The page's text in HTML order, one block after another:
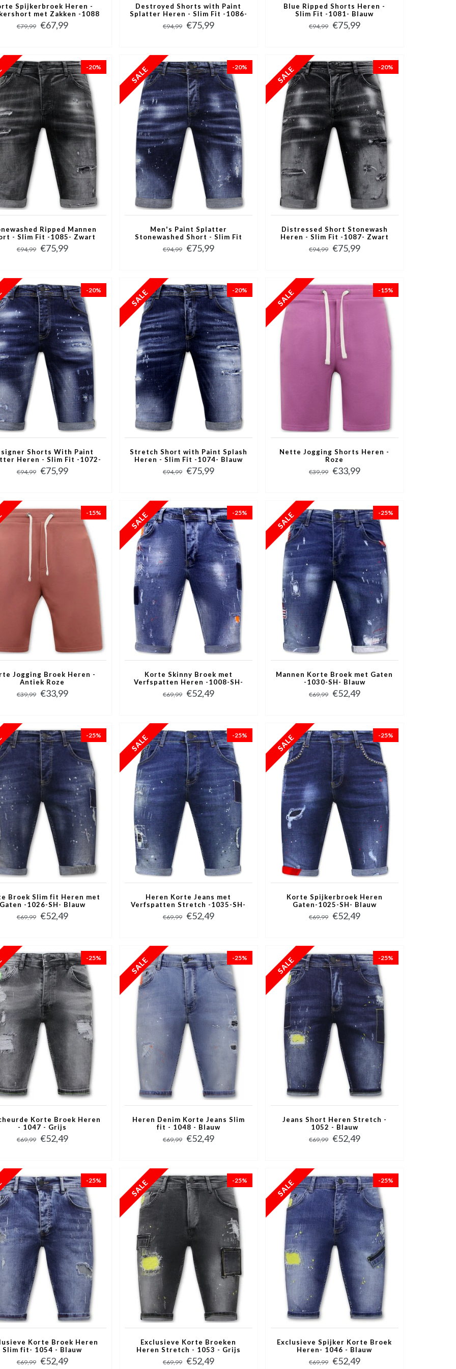
Spijkerbroek Heren -
met Zakken -1088
- Blauw
€79,99 €67,99
Destroyed Shorts with Paint
Splatter Heren - Slim Fit -1086-
Zwart
€94,99 €75,99
Blue Ripped Shorts Heren -
Slim Fit -1081- Blauw
€94,99 €75,99
-20%
Ripped Mannen
- Slim Fit -1085- Zwart
€94,99 €75,99
-20%
Men's Paint Splatter
Stonewashed Short - Slim Fit
-1077- Blauw
€94,99 €75,99
-20%
Distressed Short Stonewash
Heren - Slim Fit -1087- Zwart
€94,99 €75,99
-20%
Shorts With Paint
Heren - Slim Fit -1072-
Blauw
€94,99 €75,99
-20%
Stretch Short with Paint Splash
Heren - Slim Fit -1074- Blauw
€94,99 €75,99
-15%
Nette Jogging Shorts Heren -
Roze
€39,99 €33,99
-15%
Jogging Broek Heren -
Antiek Roze
€39,99 €33,99
-25%
Korte Skinny Broek met
Verfspatten Heren -1008-SH-
Blauw
€69,99 €52,49
-25%
Mannen Korte Broek met Gaten
-1030-SH- Blauw
€69,99 €52,49
-25%
Broek Slim fit Heren met
-1026-SH- Blauw
€69,99 €52,49
-25%
Heren Korte Jeans met
Verfspatten Stretch -1035-SH-
Blauw
€69,99 €52,49
-25%
Korte Spijkerbroek Heren
Gaten-1025-SH- Blauw
€69,99 €52,49
-25%
Korte Broek Heren
- 1047 - Grijs
€69,99 €52,49
-25%
Heren Denim Korte Jeans Slim
fit - 1048 - Blauw
€69,99 €52,49
-25%
Jeans Short Heren Stretch -
1052 - Blauw
€69,99 €52,49
-25%
Korte Broek Heren
Slim fit- 1054 - Blauw
€69,99 €52,49
-25%
Exclusieve Korte Broeken
Heren Stretch - 1053 - Grijs
€69,99 €52,49
-25%
Exclusieve Spijker Korte Broek
Heren- 1046 - Blauw
€69,99 €52,49